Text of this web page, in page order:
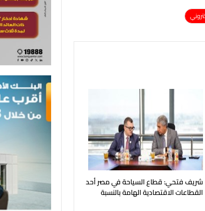
شريف فتحي: قطاع السياحة في مصر أحد
القطاعات الاقتصادية الهامة بالنسبة